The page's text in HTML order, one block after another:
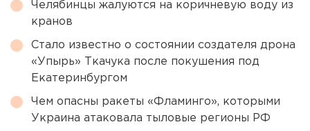
Челябинцы жалуются на коричневую воду из
кранов
Стало известно о состоянии создателя дрона
«Упырь» Ткачука после покушения под
Екатеринбургом
Чем опасны ракеты «Фламинго», которыми
Украина атаковала тыловые регионы РФ